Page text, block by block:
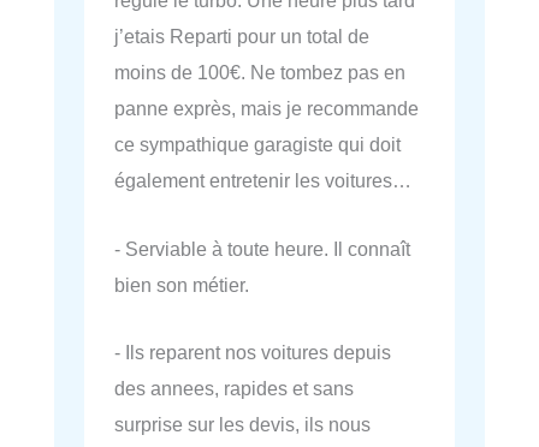
j’etais Reparti pour un total de
moins de 100€. Ne tombez pas en
panne exprès, mais je recommande
ce sympathique garagiste qui doit
également entretenir les voitures…
- Serviable à toute heure. Il connaît
bien son métier.
- Ils reparent nos voitures depuis
des annees, rapides et sans
surprise sur les devis, ils nous